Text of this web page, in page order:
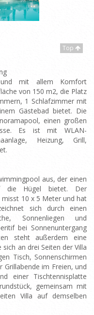
Top
mit allem Komfort
von 150 m2, die Platz
1 Schlafzimmer mit
Gästebad bietet. Die
einen großen
Es ist mit WLAN-
Heizung, Grill,
aus, der einen
die Hügel bietet. Der
10 x 5 Meter und hat
sich durch einen
Sonnenliegen und
bei Sonnenuntergang
steht außerdem eine
an drei Seiten der Villa
Tisch, Sonnenschirmen
im Freien, und
einer Tischtennisplatte
gemeinsam mit
Villa auf demselben